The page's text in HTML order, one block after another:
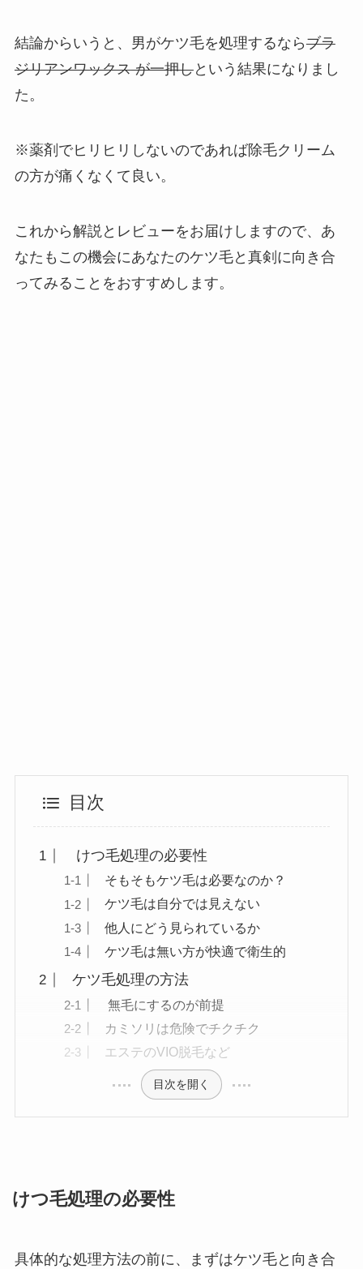
結論からいうと、 男がケツ毛を処理するならブラ
ジリアンワックスが一押しという結果になりまし
た。
※薬剤でヒリヒリしないのであれば除毛クリーム
の方が痛くなくて良い。
これから解説とレビューをお届けしますので、あ
なたもこの機会にあなたのケツ毛と真剣に向き合
ってみることをおすすめします。
目次
けつ毛処理の必要性
そもそもケツ毛は必要なのか？
ケツ毛は自分では見えない
他人にどう見られているか
ケツ毛は無い方が快適で衛生的
ケツ毛処理の方法
無毛にするのが前提
カミソリは危険でチクチク
エステのVIO脱毛など
目次を開く
けつ毛処理の必要性
具体的な処理方法の前に、
まずはケツ毛と向き合